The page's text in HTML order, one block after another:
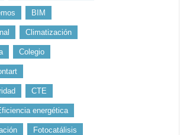
BIM
Climatización
Colegio
CTE
energética
Fotocatálisis